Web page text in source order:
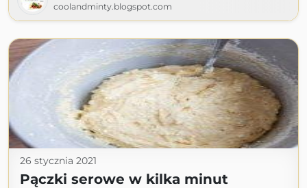
coolandminty.blogspot.com
26 stycznia 2021
Pączki serowe w kilka minut